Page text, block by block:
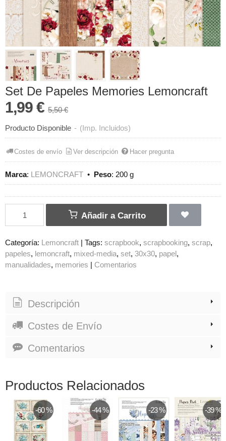
Set De Papeles Memories Lemoncraft
1,99 € 5,50 €
Producto Disponible - (Imp. Incluidos)
Costes de envío Ver descripción Hacer pregunta
Marca: LEMONCRAFT • Peso: 200 g
Añadir a Carrito
Categoría: Lemoncraft | Tags: scrapbook scrapbooking scrap
papeles lemoncraft mixed-media set 30x30 papel
manualidades memories | Comentarios
Descripción
Costes de Envío
Comentarios
Productos Relacionados
-60 % -44 % -23 % -39 %